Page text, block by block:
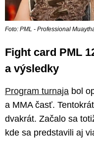
Foto: PML - Professional
Fight card PML
a výsledky
Program turnaja bol
a MMA časť.
dvakrát. Začalo sa
kde sa predstavili aj